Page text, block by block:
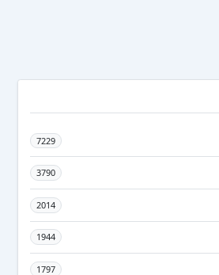
7229
3790
2014
1944
1797